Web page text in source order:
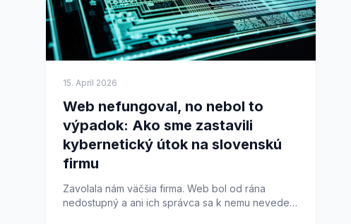
15. Apríl 2026
Web nefungoval, no nebol to
výpadok: Ako sme zastavili
kybernetický útok na slovenskú
firmu
Zavolala nám väčšia firma. Web bol od rána
nedostupný a ani ich správca sa k nemu nevedel